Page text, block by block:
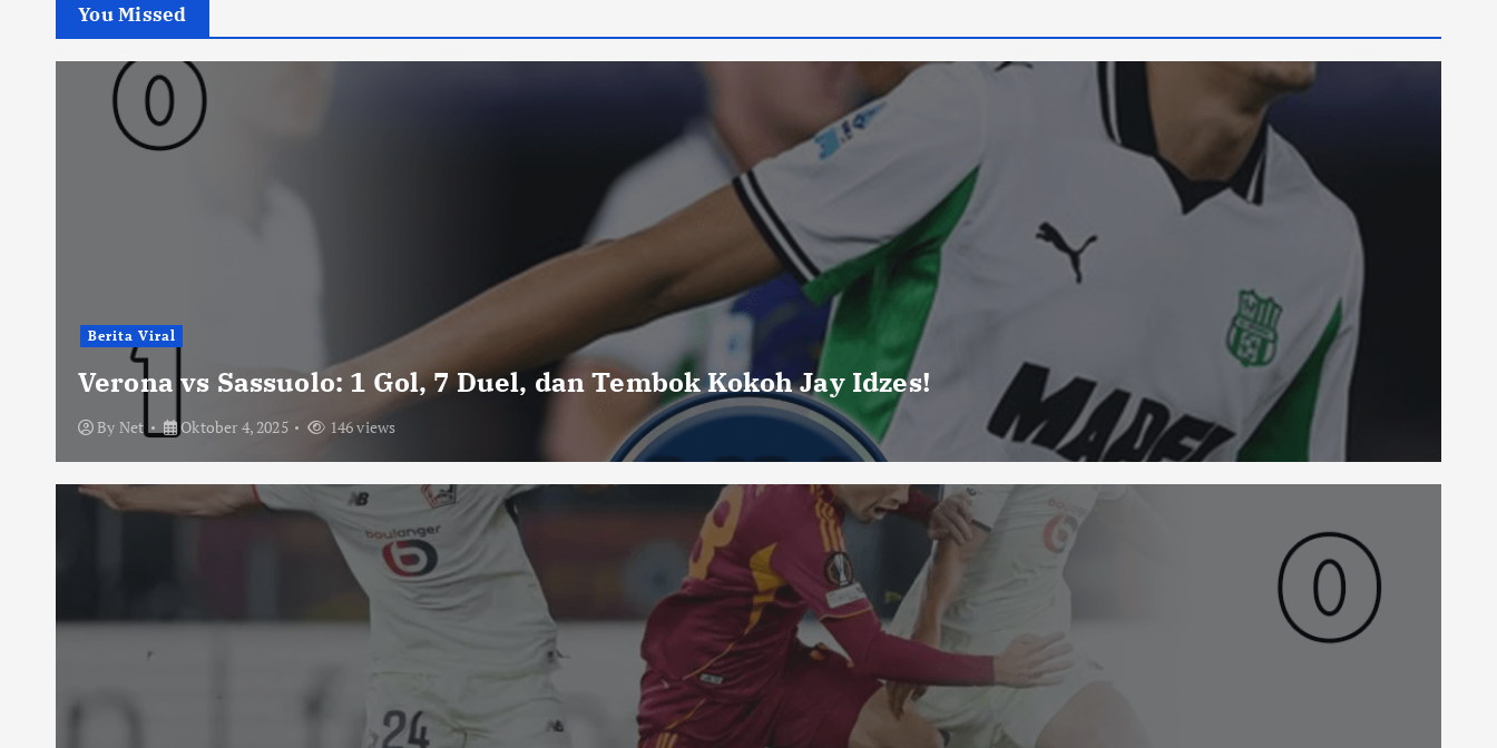
You Missed
Berita Viral
Verona vs Sassuolo: 1 Gol, 7 Duel, dan Tembok Kokoh Jay Idzes!
By Net Oktober 4, 2025 146 views